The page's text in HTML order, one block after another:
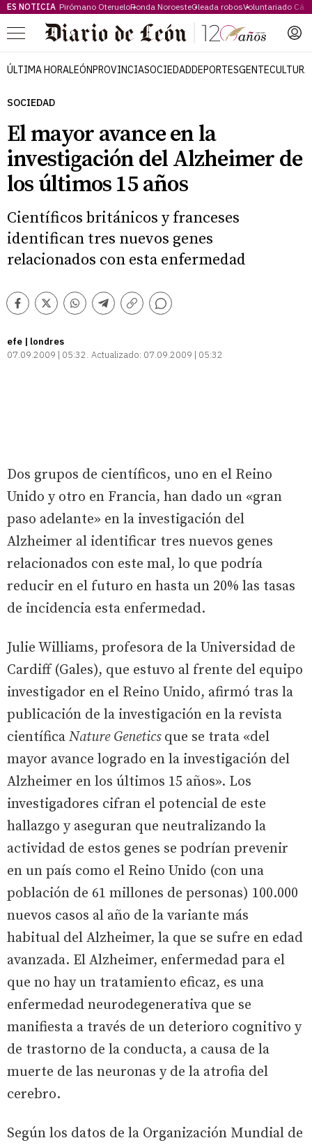
ES NOTICIA Pirómano OterueloRonda NoroesteOleada robosVoluntariado
Menú
ÚLTIMA HORALEÓNPROVINCIASOCIEDADDEPORTESGENTECULTURA
SOCIEDAD
El mayor avance en la
investigación del Alzheimer de
los últimos 15 años
Científicos británicos y franceses
identifican tres nuevos genes
relacionados con esta enfermedad
Facebook
TwitterWhatsappTelegram
Copiar
Comentarios
efe | londres
07.09.2009 | 05:32 Actualizado: 07.09.2009 | 05:32
Dos grupos de científicos, uno en el Reino
Unido y otro en Francia, han dado un «gran
paso adelante» en la investigación del
Alzheimer al identificar tres nuevos genes
relacionados con este mal, lo que podría
reducir en el futuro en hasta un 20% las tasas
de incidencia esta enfermedad.
Julie Williams, profesora de la Universidad de
Cardiff (Gales), que estuvo al frente del equipo
investigador en el Reino Unido, afirmó tras la
publicación de la investigación en la revista
científica Nature Geneticsque se trata «del
mayor avance logrado en la investigación del
Alzheimer en los últimos 15 años». Los
investigadores cifran el potencial de este
hallazgo y aseguran que neutralizando la
actividad de estos genes se podrían prevenir
en un país como el Reino Unido (con una
población de 61 millones de personas) 100.000
nuevos casos al año de la variante más
habitual del Alzheimer, la que se sufre en edad
avanzada. El Alzheimer, enfermedad para el
que no hay un tratamiento eficaz, es una
enfermedad neurodegenerativa que se
manifiesta a través de un deterioro cognitivo y
de trastorno de la conducta, a causa de la
muerte de las neuronas y de la atrofia del
cerebro.
Según los datos de la Organización Mundial de